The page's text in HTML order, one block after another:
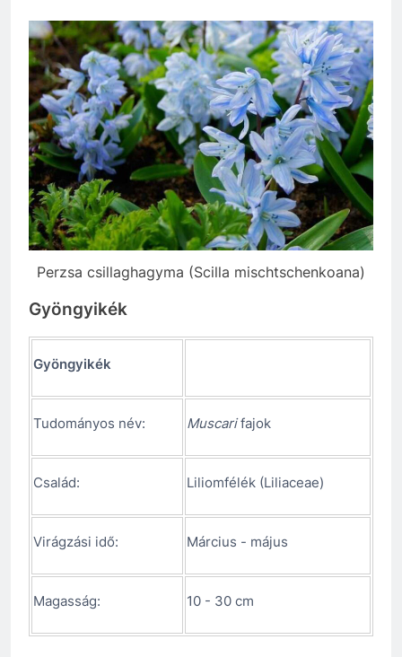
Perzsa csillaghagyma (Scilla mischtschenkoana)
Gyöngyikék
Gyöngyikék
Tudományos név: Muscarifajok
Család: Liliomfélék (Liliaceae)
Virágzási idő: Március - május
Magasság: 10 - 30 cm